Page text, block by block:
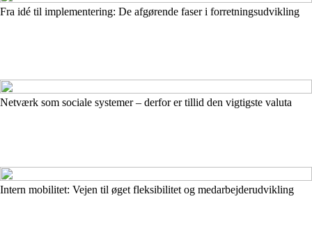
Fra idé til implementering: De afgørende faser i forretningsudvikling
Netværk som sociale systemer – derfor er tillid den vigtigste valuta
Intern mobilitet: Vejen til øget fleksibilitet og medarbejderudvikling